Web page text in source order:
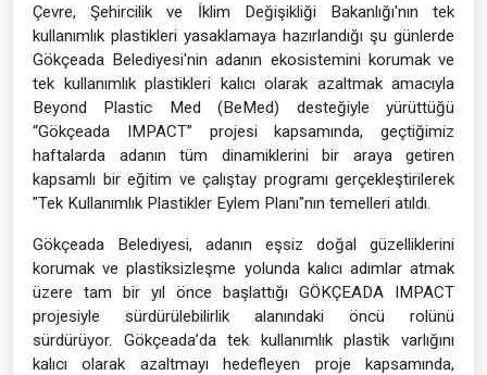
Çevre, Şehircilik ve İklim Değişikliği Bakanlığı'nın tek
kullanımlık plastikleri yasaklamaya hazırlandığı şu günlerde
Gökçeada Belediyesi'nin adanın ekosistemini korumak ve
tek kullanımlık plastikleri kalıcı olarak azaltmak amacıyla
Beyond Plastic Med (BeMed) desteğiyle yürüttüğü
“Gökçeada IMPACT” projesi kapsamında, geçtiğimiz
haftalarda adanın tüm dinamiklerini bir araya getiren
kapsamlı bir eğitim ve çalıştay programı gerçekleştirilerek
"Tek Kullanımlık Plastikler Eylem Planı"nın temelleri atıldı.
Gökçeada Belediyesi, adanın eşsiz doğal güzelliklerini
korumak ve plastiksizleşme yolunda kalıcı adımlar atmak
üzere tam bir yıl önce başlattığı GÖKÇEADA IMPACT
projesiyle sürdürülebilirlik alanındaki öncü rolünü
sürdürüyor. Gökçeada’da tek kullanımlık plastik varlığını
kalıcı olarak azaltmayı hedefleyen proje kapsamında,